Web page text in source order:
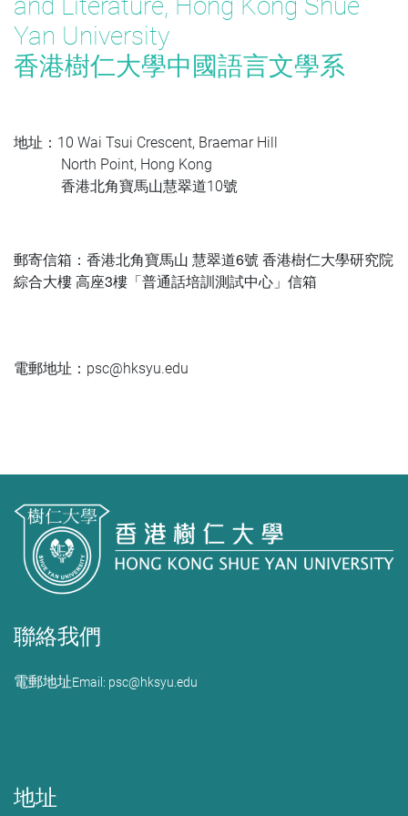
Yan University
香港樹仁大學中國語言文學系
地址：10 Wai Tsui Crescent, Braemar Hill
North Point, Hong Kong
香港北角寶馬山慧翠道10號
郵寄信箱：香港北角寶馬山 慧翠道6號 香港樹仁大學研究院
綜合大樓 高座3樓「普通話培訓測試中心」信箱
電郵地址：psc@hksyu.edu
聯絡我們
電郵地址Email: psc@hksyu.edu
地址